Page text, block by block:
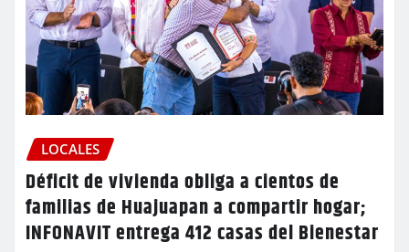
LOCALES
Déficit de vivienda obliga a cientos de
familias de Huajuapan a compartir hogar;
INFONAVIT entrega 412 casas del Bienestar